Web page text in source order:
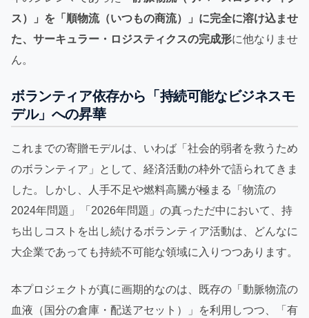
ス）」を「順物流（いつもの商流）」に完全に溶け込ませ
た、サーキュラー・ロジスティクスの完成形に他なりませ
ん。
ボランティア依存から「持続可能なビジネスモ
デル」への昇華
これまでの寄贈モデルは、いわば「社会的弱者を救うため
のボランティア」として、経済活動の枠外で語られてきま
した。しかし、人手不足や燃料高騰が極まる「物流の
2024年問題」「2026年問題」の真っただ中において、持
ち出しコストを出し続けるボランティア活動は、どんなに
大企業であっても持続不可能な領域に入りつつあります。
本プロジェクトが真に画期的なのは、既存の「動脈物流の
血液（国分の倉庫・配送アセット）」を利用しつつ、「有